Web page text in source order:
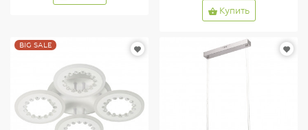
Купить
BIG SALE